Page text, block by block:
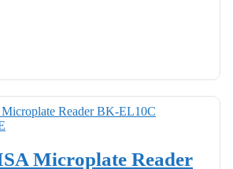
Microplate Reader